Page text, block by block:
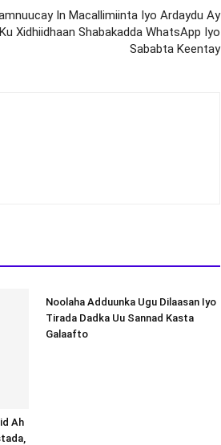
In Macallimiinta Iyo Ardaydu Ay
Ku Xidhiidhaan Shabakadda WhatsApp Iyo
Sababta Keentay
Ah
Noolaha Adduunka Ugu Dilaasan Iyo
Tirada Dadka Uu Sannad Kasta
Galaafto